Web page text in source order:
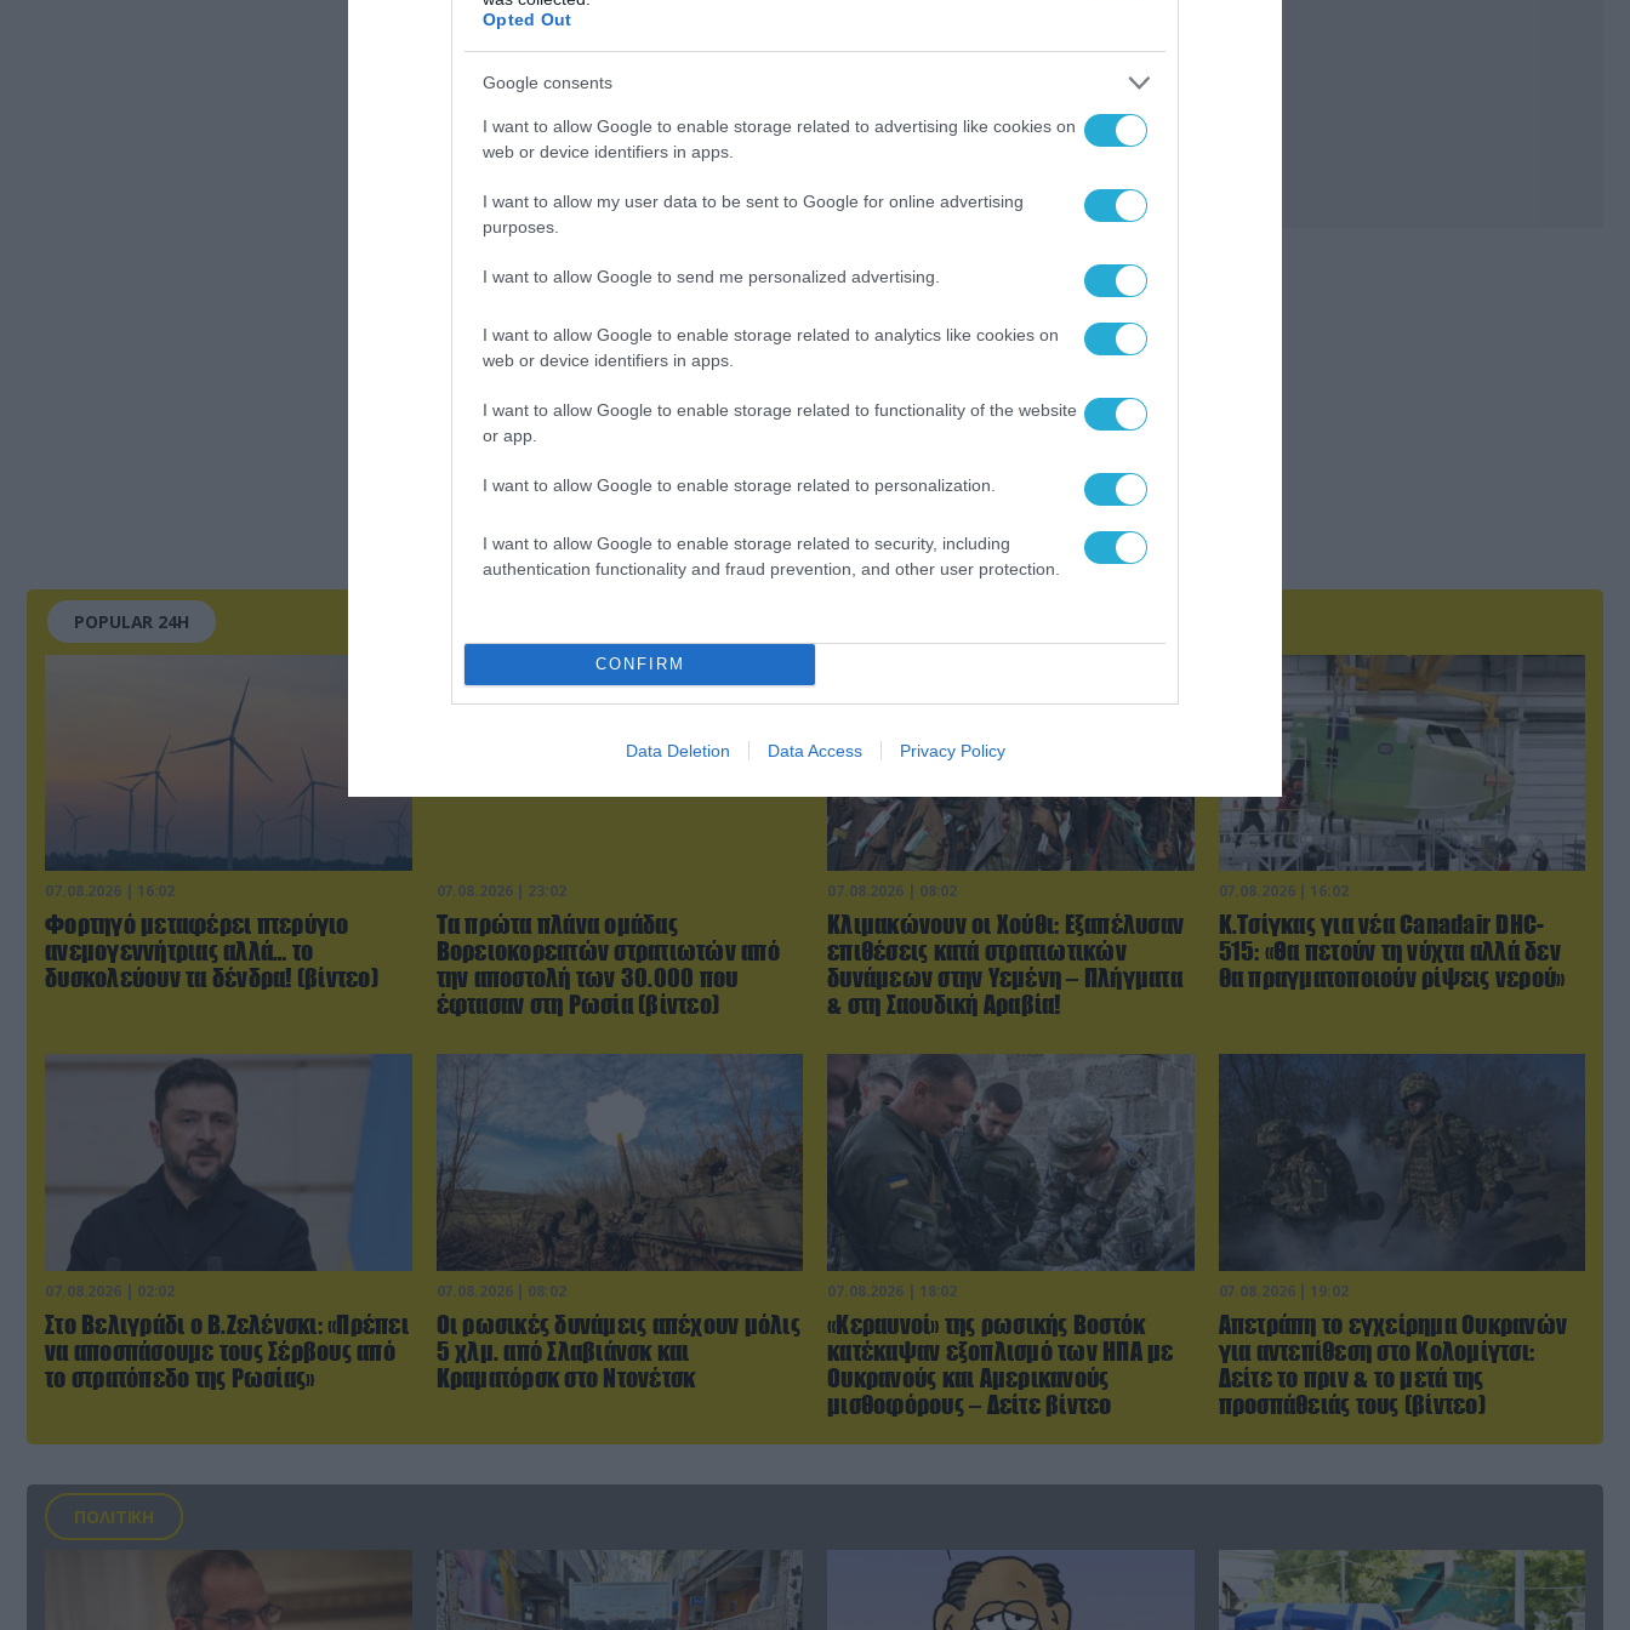
Opted Out
Google consents
I want to allow Google to enable storage related to advertising like cookies on
web or device identifiers in apps.
I want to allow my user data to be sent to Google for online advertising
purposes.
I want to allow Google to send me personalized advertising.
I want to allow Google to enable storage related to analytics like cookies on
web or device identifiers in apps.
I want to allow Google to enable storage related to functionality of the website
or app.
I want to allow Google to enable storage related to personalization.
I want to allow Google to enable storage related to security, including
authentication functionality and fraud prevention, and other user protection.
CONFIRM
Data Deletion Data Access Privacy Policy
POPULAR 24H
07.08.2026 | 16:02
Φορτηγό μεταφέρει πτερύγιο
ανεμογεννήτριας αλλά… το
δυσκολεύουν τα δένδρα! (βίντεο)
07.08.2026 | 23:02
Τα πρώτα πλάνα ομάδας
Βορειοκορεατών στρατιωτών από
την αποστολή των 30.000 που
έφτασαν στη Ρωσία (βίντεο)
07.08.2026 | 08:02
Κλιμακώνουν οι Χούθι: Eξαπέλυσαν
επιθέσεις κατά στρατιωτικών
δυνάμεων στην Υεμένη – Πλήγματα
& στη Σαουδική Αραβία!
07.08.2026 | 16:02
Κ.Τσίγκας για νέα Canadair DHC-
515: «Θα πετούν τη νύχτα αλλά δεν
θα πραγματοποιούν ρίψεις νερού»
07.08.2026 | 02:02
Στο Βελιγράδι ο Β.Ζελένσκι: «Πρέπει
να αποσπάσουμε τους Σέρβους από
το στρατόπεδο της Ρωσίας»
07.08.2026 | 08:02
Οι ρωσικές δυνάμεις απέχουν μόλις
5 χλμ. από Σλαβιάνσκ και
Κραματόρσκ στο Ντονέτσκ
07.08.2026 | 18:02
«Κεραυνοί» της ρωσικής Βοστόκ
κατέκαψαν εξοπλισμό των ΗΠΑ με
Ουκρανούς και Αμερικανούς
μισθοφόρους – Δείτε βίντεο
07.08.2026 | 19:02
Απετράπη το εγχείρημα Ουκρανών
για αντεπίθεση στο Κολομίγτσι:
Δείτε το πριν & το μετά της
προσπάθειάς τους (βίντεο)
ΠΟΛΙΤΙΚΗ